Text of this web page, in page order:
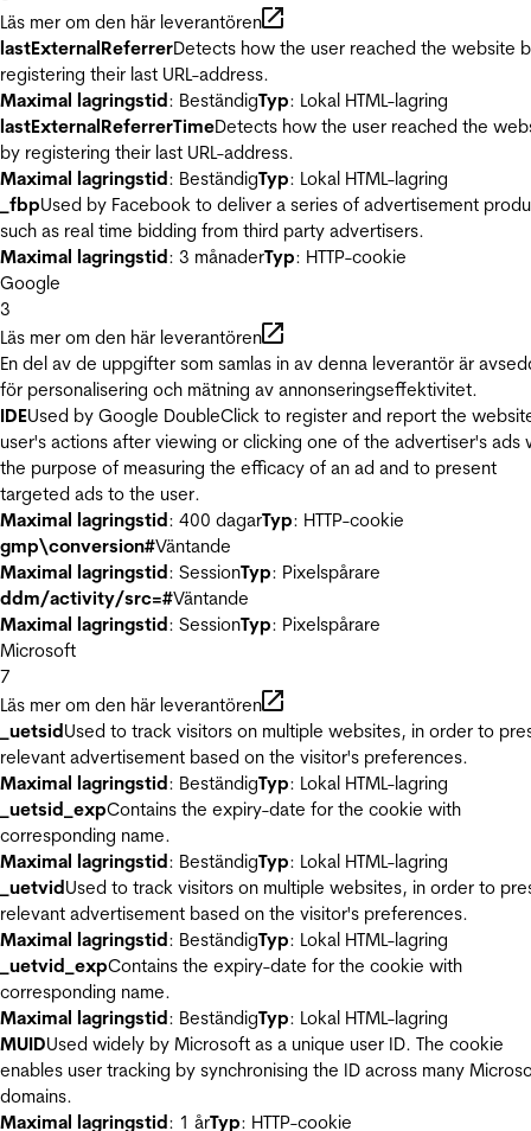
Läs mer om den här leverantören
lastExternalReferrerDetects how the user reached the website
registering their last URL-address.
Maximal lagringstid: BeständigTyp: Lokal HTML-lagring
lastExternalReferrerTimeDetects how the user reached the
by registering their last URL-address.
Maximal lagringstid: BeständigTyp: Lokal HTML-lagring
_fbpUsed by Facebook to deliver a series of advertisement
such as real time bidding from third party advertisers.
Maximal lagringstid: 3 månaderTyp: HTTP-cookie
Google
3
Läs mer om den här leverantören
En del av de uppgifter som samlas in av denna leverantör är
för personalisering och mätning av annonseringseffektivitet.
IDEUsed by Google DoubleClick to register and report the
user's actions after viewing or clicking one of the advertiser's ads
the purpose of measuring the efficacy of an ad and to present
targeted ads to the user.
Maximal lagringstid: 400 dagarTyp: HTTP-cookie
gmp\conversion#Väntande
Maximal lagringstid: SessionTyp: Pixelspårare
ddm/activity/src=#Väntande
Maximal lagringstid: SessionTyp: Pixelspårare
Microsoft
7
Läs mer om den här leverantören
_uetsidUsed to track visitors on multiple websites, in order to
relevant advertisement based on the visitor's preferences.
Maximal lagringstid: BeständigTyp: Lokal HTML-lagring
_uetsid_expContains the expiry-date for the cookie with
corresponding name.
Maximal lagringstid: BeständigTyp: Lokal HTML-lagring
_uetvidUsed to track visitors on multiple websites, in order to
relevant advertisement based on the visitor's preferences.
Maximal lagringstid: BeständigTyp: Lokal HTML-lagring
_uetvid_expContains the expiry-date for the cookie with
corresponding name.
Maximal lagringstid: BeständigTyp: Lokal HTML-lagring
MUIDUsed widely by Microsoft as a unique user ID. The cookie
enables user tracking by synchronising the ID across many
domains.
Maximal lagringstid: 1 årTyp: HTTP-cookie